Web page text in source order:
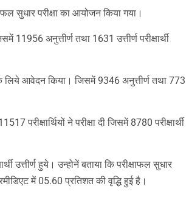
सुधार परीक्षा का आयोजन किया गया।
11956 अनुत्तीर्ण तथा 1631 उत्तीर्ण परीक्षार्थी
के लिये आवेदन किया। जिसमें 9346 अनुत्तीर्ण तथा 773
परीक्षार्थियों ने परीक्षा दी जिसमें 8780 परीक्षार्थी
उत्तीर्ण हुये। उन्होनें बताया कि परीक्षाफल सुधार
में 05.60 प्रतिशत की वृद्धि हुई है।